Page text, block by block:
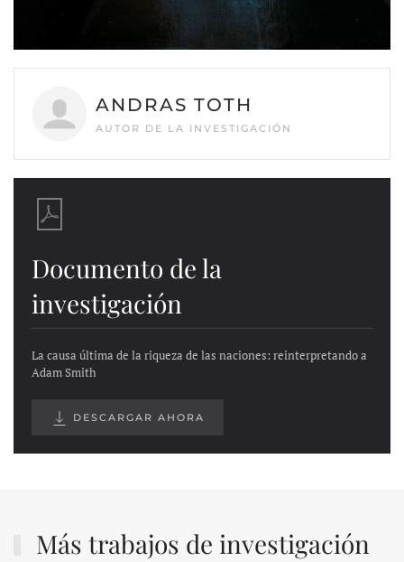
ANDRAS TOTH
AUTOR DE LA INVESTIGACIÓN
Documento de la
investigación
La causa última de la riqueza de las naciones: reinterpretando a
Adam Smith
DESCARGAR AHORA
Más trabajos de investigación